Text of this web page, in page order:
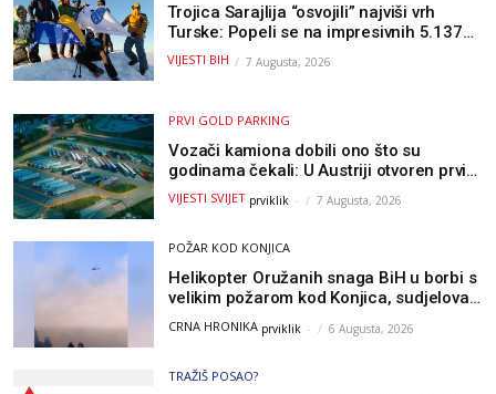
Trojica Sarajlija “osvojili” najviši vrh
Turske: Popeli se na impresivnih 5.137
metara
VIJESTI BIH 7 Augusta, 2026
PRVI GOLD PARKING
Vozači kamiona dobili ono što su
godinama čekali: U Austriji otvoren prvi
GOLD sigurni parking
VIJESTI SVIJET prviklik - 7 Augusta, 2026
POŽAR KOD KONJICA
Helikopter Oružanih snaga BiH u borbi s
velikim požarom kod Konjica, sudjelovao
i Air Tractor
CRNA HRONIKA prviklik - 6 Augusta, 2026
TRAŽIŠ POSAO?